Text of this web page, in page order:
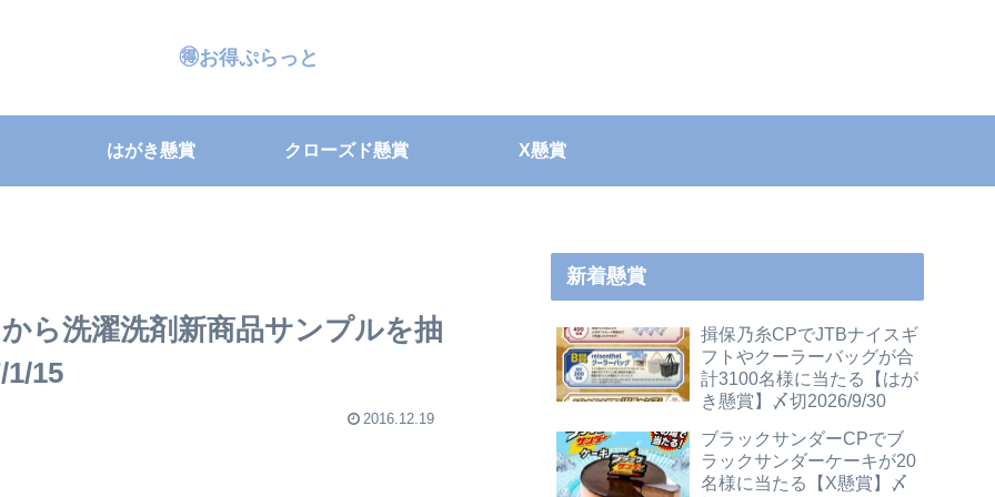
🉐お得ぷらっと
はがき懸賞 クローズド懸賞 X懸賞
ら洗濯洗剤新商品サンプルを抽
1/15
2016.12.19
新着懸賞
揖保乃糸CPでJTBナイスギ
フトやクーラーバッグが合
計3100名様に当たる【はが
き懸賞】〆切2026/9/30
ブラックサンダーCPでブ
ラックサンダーケーキが20
名様に当たる【X懸賞】〆